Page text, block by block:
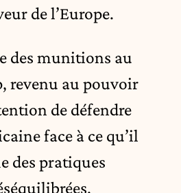
de l’Europe.
des munitions au
revenu au pouvoir
de défendre
face à ce qu’il
des pratiques